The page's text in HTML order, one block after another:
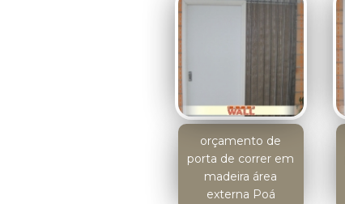
orçamento de
porta de correr em
madeira área
externa Poá